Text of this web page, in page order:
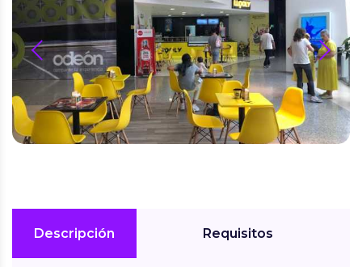
prev next
Descripción Requisitos